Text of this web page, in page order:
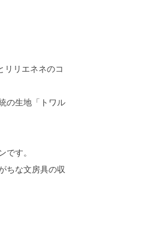
リリエネネのコ
の生地「トワル
す。
ちな文房具の収